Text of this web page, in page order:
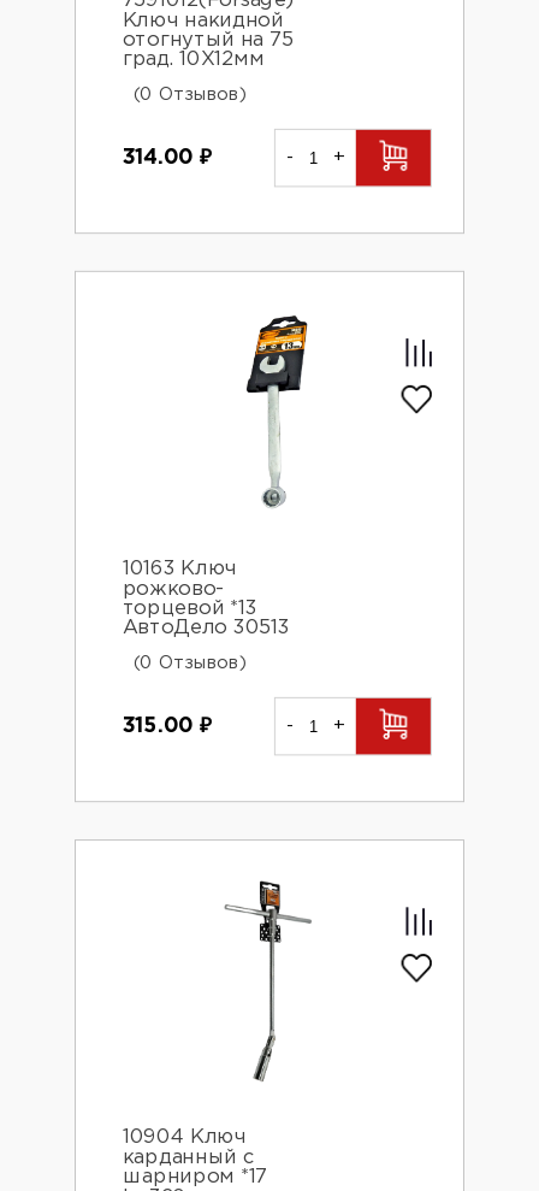
Ключ накидной
отогнутый на 75
град. 10X12мм
(0 Отзывов)
314.00 ₽ - +
10163 Ключ
рожково-
торцевой *13
АвтоДело 30513
(0 Отзывов)
315.00 ₽ - +
10904 Ключ
карданный с
шарниром *17